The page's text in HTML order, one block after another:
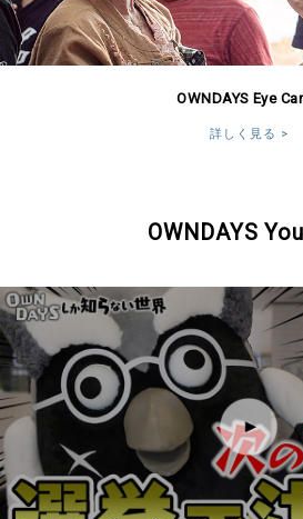
OWNDAYS Eye
詳しく見る >
OWNDAYS